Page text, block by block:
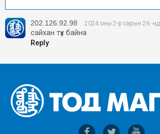
202.126.92.98 2024 оны 2-р сарын 26 -нд
сайхан түүх байна
Reply